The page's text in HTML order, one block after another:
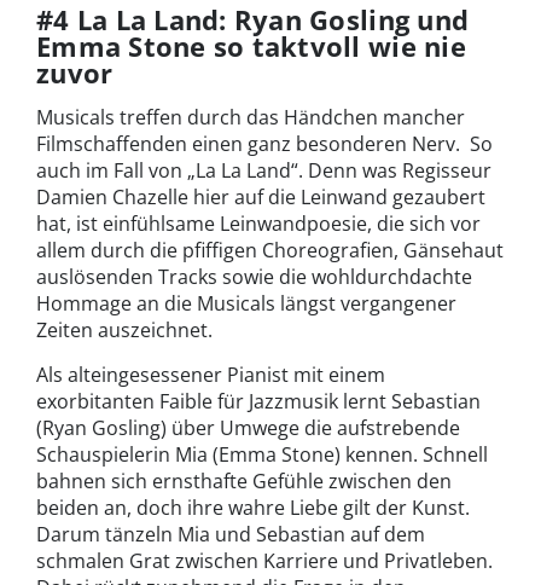
#4 La La Land: Ryan Gosling und
Emma Stone so taktvoll wie nie
zuvor
Musicals treffen durch das Händchen mancher
Filmschaffenden einen ganz besonderen Nerv. So
auch im Fall von „La La Land“. Denn was Regisseur
Damien Chazelle hier auf die Leinwand gezaubert
hat, ist einfühlsame Leinwandpoesie, die sich vor
allem durch die pfiffigen Choreografien, Gänsehaut
auslösenden Tracks sowie die wohldurchdachte
Hommage an die Musicals längst vergangener
Zeiten auszeichnet.
Als alteingesessener Pianist mit einem
exorbitanten Faible für Jazzmusik lernt Sebastian
(Ryan Gosling) über Umwege die aufstrebende
Schauspielerin Mia (Emma Stone) kennen. Schnell
bahnen sich ernsthafte Gefühle zwischen den
beiden an, doch ihre wahre Liebe gilt der Kunst.
Darum tänzeln Mia und Sebastian auf dem
schmalen Grat zwischen Karriere und Privatleben.